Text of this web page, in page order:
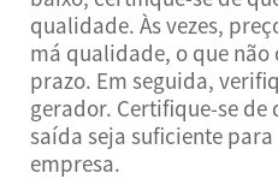
qualidade. Às vezes,
má qualidade, o que não
prazo. Em seguida,
gerador. Certifique-se de
saída seja suficiente
empresa.